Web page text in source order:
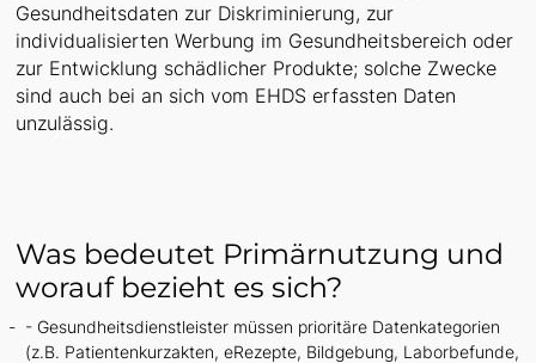
Gesundheitsdaten zur Diskriminierung, zur
individualisierten Werbung im Gesundheitsbereich oder
zur Entwicklung schädlicher Produkte; solche Zwecke
sind auch bei an sich vom EHDS erfassten Daten
unzulässig.
Was bedeutet Primärnutzung und
worauf bezieht es sich?
- Gesundheitsdienstleister müssen prioritäre Datenkategorien
(z.B. Patientenkurzakten, eRezepte, Bildgebung, Laborbefunde,